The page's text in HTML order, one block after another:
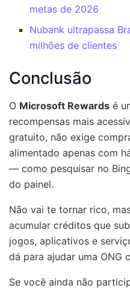
metas de 2026
Nubank ultrapassa
milhões de clientes
Conclusão
O Microsoft Rewards é
recompensas mais
gratuito, não exige
alimentado apenas com
— como pesquisar no
do painel.
Não vai te tornar rico,
acumular créditos que
jogos, aplicativos e
dá para ajudar uma ONG
Se você ainda não